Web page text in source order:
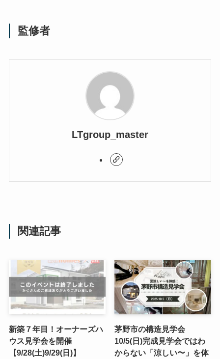
監修者
LTgroup_master
関連記事
新築７年目！オーナーズハ
ウス見学会を開催
【9/28(土)9/29(日)】
茅野市の構造見学会
10/5(日)完成見学会ではわ
からない「涼しい〜」を体